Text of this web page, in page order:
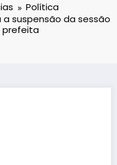
Política
suspensão da sessão
prefeita